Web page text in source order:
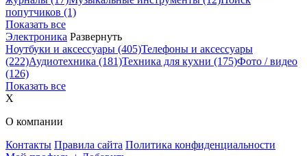
попутчиков (1)
Показать все
Электроника Развернуть
Ноутбуки и аксессуары (405)Телефоны и аксессуары
(222)Аудиотехника (181)Техника для кухни (175)Фото / видео
(126)
Показать все
X
О компании
Контакты Правила сайта Политика конфиденциальности